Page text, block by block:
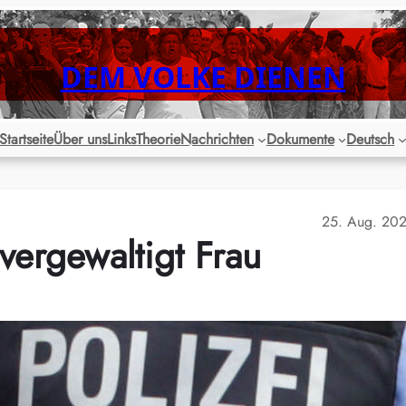
DEM VOLKE DIENEN
StartseiteÜber unsLinksTheorieNachrichten Dokumente Deutsch
25. Aug.
Frau